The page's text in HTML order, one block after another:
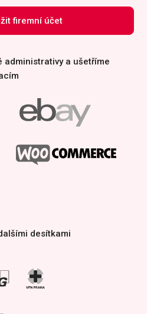
firemní účet
administrativy a ušetříme
desítkami